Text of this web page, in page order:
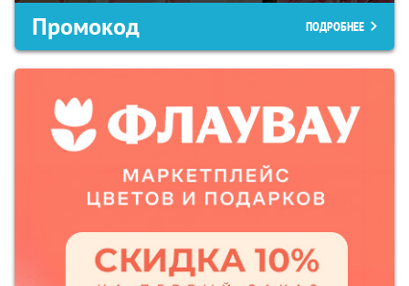
Промокод ПОДРОБНЕЕ